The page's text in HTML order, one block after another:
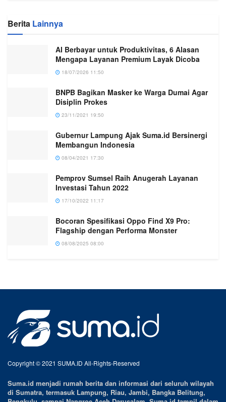
Berita Lainnya
AI Berbayar untuk Produktivitas, 6 Alasan
Mengapa Layanan Premium Layak Dicoba
18/07/2026 11:50
BNPB Bagikan Masker ke Warga Dumai Agar
Disiplin Prokes
23/11/2021 19:50
Gubernur Lampung Ajak Suma.id Bersinergi
Membangun Indonesia
08/04/2021 17:30
Pemprov Sumsel Raih Anugerah Layanan
Investasi Tahun 2022
17/10/2022 11:17
Bocoran Spesifikasi Oppo Find X9 Pro:
Flagship dengan Performa Monster
08/08/2025 08:00
Copyright © 2021 SUMA.ID All-Rights-Reserved
Suma.id menjadi rumah berita dan informasi dari seluruh wilayah
di Sumatra, termasuk Lampung, Riau, Jambi, Bangka Belitung,